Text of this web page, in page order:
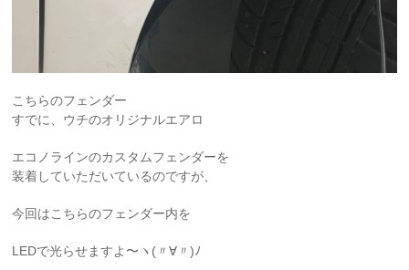
こちらのフェンダー
すでに、ウチのオリジナルエアロ
エコノラインのカスタムフェンダーを
装着していただいているのですが、
今回はこちらのフェンダー内を
LEDで光らせますよ〜ヽ(〃∀〃)ﾉ